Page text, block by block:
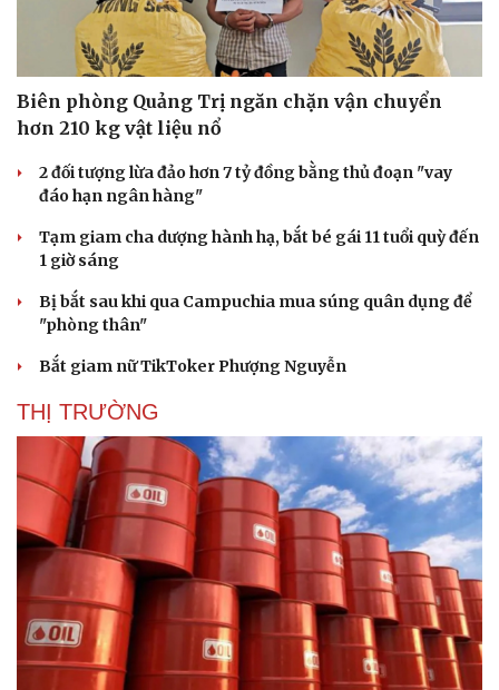
Biên phòng Quảng Trị ngăn chặn vận chuyển
hơn 210 kg vật liệu nổ
2 đối tượng lừa đảo hơn 7 tỷ đồng bằng thủ đoạn "vay
đáo hạn ngân hàng"
Tạm giam cha dượng hành hạ, bắt bé gái 11 tuổi quỳ đến
1 giờ sáng
Bị bắt sau khi qua Campuchia mua súng quân dụng để
"phòng thân"
Bắt giam nữ TikToker Phượng Nguyễn
THỊ TRƯỜNG